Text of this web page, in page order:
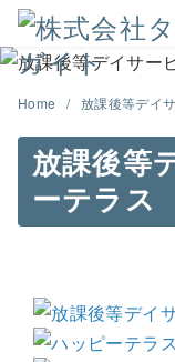
コ
Home 放課後等デイ
放課後等
ーテラス